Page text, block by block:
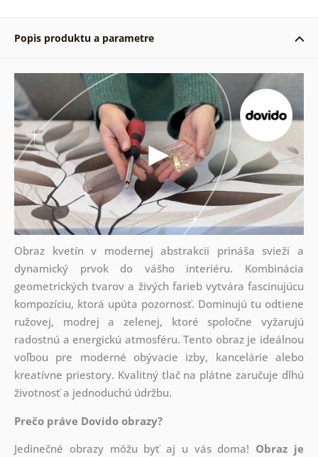
Popis produktu a parametre
Obraz kvetín v modernej abstrakcii prináša svieži a
dynamický prvok do vášho interiéru. Kombinácia
geometrických tvarov a živých farieb vytvára fascinujúcu
kompozíciu, ktorá upúta pozornosť. Dominujú tu odtiene
ružovej, modrej a zelenej, ktoré spoločne vyžarujú
radostnú a energickú atmosféru. Tento obraz je ideálnou
voľbou pre moderné obývacie izby, kancelárie alebo
kreatívne priestory. Kvalitný tlač na plátne zaručuje dlhú
životnosť a jednoduchú údržbu.
Prečo práve Dovido obrazy?
Jedinečné obrazy môžu byť aj u vás doma! Obraz je